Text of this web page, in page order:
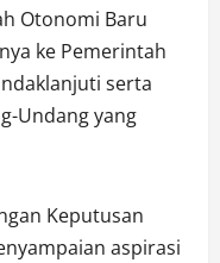
Otonomi Baru
ke Pemerintah
serta
Undang yang
Keputusan
aspirasi